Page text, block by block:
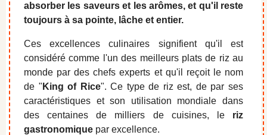
absorber les saveurs et les arômes, et qu'il reste
toujours à sa pointe, lâche et entier.
Ces excellences culinaires signifient qu'il est
considéré comme l'un des meilleurs plats de riz au
monde par des chefs experts et qu'il reçoit le nom
de " King of Rice". Ce type de riz est, de par ses
caractéristiques et son utilisation mondiale dans
des centaines de milliers de cuisines, le riz
gastronomique par excellence.